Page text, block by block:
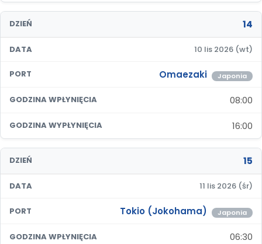
DZIEŃ 14
DATA 10 lis 2026 (wt)
PORT Omaezaki Japonia
GODZINA WPŁYNIĘCIA 08:00
GODZINA WYPŁYNIĘCIA 16:00
DZIEŃ 15
DATA 11 lis 2026 (śr)
PORT Tokio (Jokohama) Japonia
GODZINA WPŁYNIĘCIA 06:30